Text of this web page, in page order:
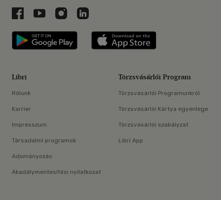
Libri a Facebookon
Libri a Youtube-on
Libri az Instagramon
Libri a LinkedInen
Libri applikáció Szerezd meg: Google
Libri
Rólunk
Karrier
Impresszum
Társadalmi programok
Adományozás
Akadálymentesítési nyilatkozat
Törzsvásárlói Program
Törzsvásárlói Programunkról
Törzsvásárlói Kártya egyenlege
Törzsvásárlói szabályzat
Libri App